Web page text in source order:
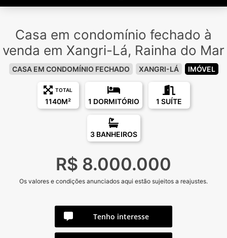
Casa em condomínio fechado à
venda em Xangri-Lá, Rainha do Mar
CASA EM CONDOMÍNIO FECHADO XANGRI-LÁ IMÓVEL
TOTAL
1140M² 1 DORMITÓRIO 1 SUÍTE
3 BANHEIROS
R$ 8.000.000
Os valores e condições anunciados aqui estão sujeitos a reajustes.
Tenho interesse